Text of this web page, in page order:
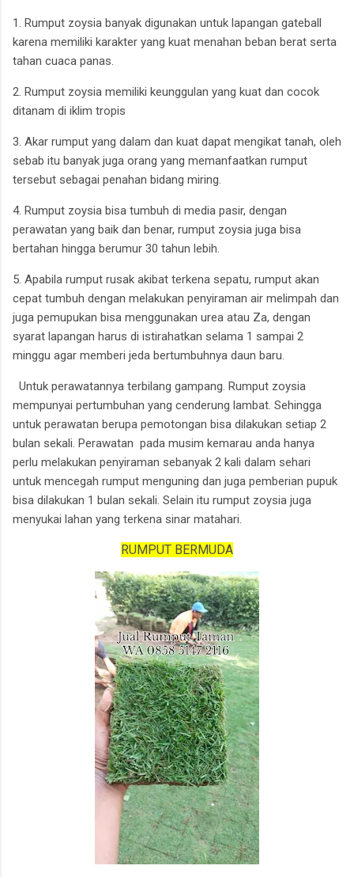
1. Rumput zoysia banyak digunakan untuk lapangan gateball
karena memiliki karakter yang kuat menahan beban berat serta
tahan cuaca panas.
2. Rumput zoysia memiliki keunggulan yang kuat dan cocok
ditanam di iklim tropis
3. Akar rumput yang dalam dan kuat dapat mengikat tanah, oleh
sebab itu banyak juga orang yang memanfaatkan rumput
tersebut sebagai penahan bidang miring.
4. Rumput zoysia bisa tumbuh di media pasir, dengan
perawatan yang baik dan benar, rumput zoysia juga bisa
bertahan hingga berumur 30 tahun lebih.
5. Apabila rumput rusak akibat terkena sepatu, rumput akan
cepat tumbuh dengan melakukan penyiraman air melimpah dan
juga pemupukan bisa menggunakan urea atau Za, dengan
syarat lapangan harus di istirahatkan selama 1 sampai 2
minggu agar memberi jeda bertumbuhnya daun baru.
Untuk perawatannya terbilang gampang. Rumput zoysia
mempunyai pertumbuhan yang cenderung lambat. Sehingga
untuk perawatan berupa pemotongan bisa dilakukan setiap 2
bulan sekali. Perawatan pada musim kemarau anda hanya
perlu melakukan penyiraman sebanyak 2 kali dalam sehari
untuk mencegah rumput menguning dan juga pemberian pupuk
bisa dilakukan 1 bulan sekali. Selain itu rumput zoysia juga
menyukai lahan yang terkena sinar matahari.
RUMPUT BERMUDA